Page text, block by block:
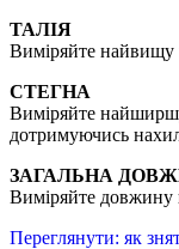
ТАЛІЯ
Виміряйте найвищу
СТЕГНА
Виміряйте
дотримуючись
ЗАГАЛЬНА
Виміряйте довжину
Переглянути: як